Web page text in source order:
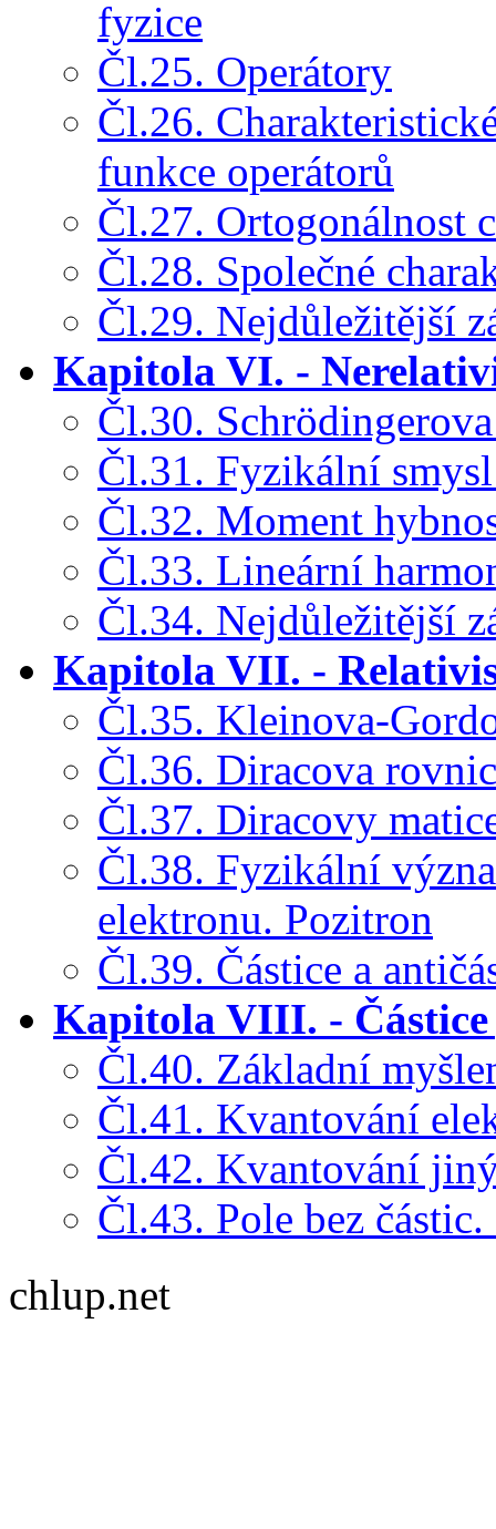
fyzice
Čl.25. Operátory
Čl.26.
funkce operátorů
Čl.27. Ortogonálnost
Čl.28. Společné
Čl.29. Nejdůležitější
Kapitola VI. -
Čl.30.
Čl.31. Fyzikální
Čl.32. Moment
Čl.33. Lineární
Čl.34. Nejdůležitější
Kapitola VII. -
Čl.35. Kleinova-
Čl.36. Diracova
Čl.37. Diracovy
Čl.38. Fyzikální
elektronu. Pozitron
Čl.39. Částice a
Kapitola VIII. -
Čl.40. Základní
Čl.41. Kvantování
Čl.42. Kvantování
Čl.43. Pole bez
chlup.net